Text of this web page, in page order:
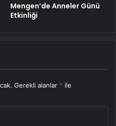
Mengen’de Anneler Günü
Etkinliği
Gerekli alanlar * ile